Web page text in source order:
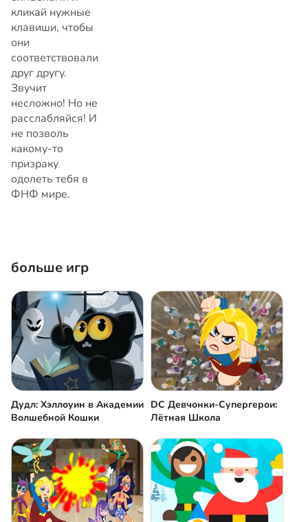
кликай нужные
клавиши, чтобы
они
соответствовали
друг другу.
Звучит
несложно! Но не
расслабляйся! И
не позволь
какому-то
призраку
одолеть тебя в
ФНФ мире.
больше игр
Дудл: Хэллоуин в Академии
Волшебной Кошки
DC Девчонки-Супергерои:
Лётная Школа